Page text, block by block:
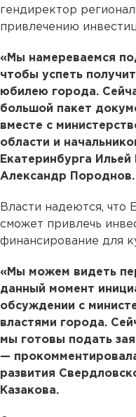
гендиректор
привлечению
«Мы намереваемся
чтобы успеть
юбилею города.
большой пакет
вместе с
области и
Екатеринбурга
Александр Породнов.
Власти надеются, что
сможет привлечь
финансирование для
«Мы можем видеть
данный момент
обсуждении с
властями города.
мы готовы подать
—
развития
Казакова.